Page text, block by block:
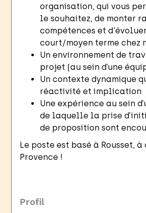
organisation, qui vous
le souhaitez, de monter
compétences et
court/moyen terme chez
Un environnement de
projet (au sein d’une
Un contexte dynamique
réactivité et implication
Une expérience au sein
de laquelle la prise
de proposition sont
Le poste est basé à Rousset,
Provence !
Profil